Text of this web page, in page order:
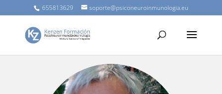
655813629 soporte@psiconeuroinmunologia.eu